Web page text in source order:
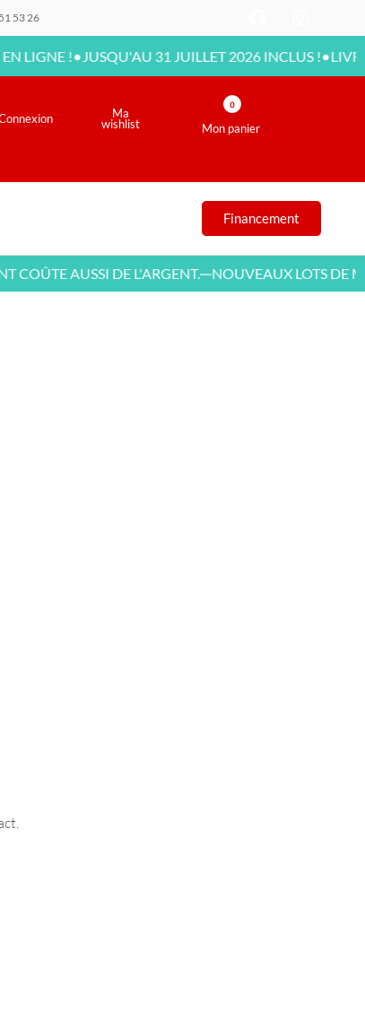
53 26
!•JUSQU'AU 31 JUILLET 2026 INCLUS !•
Ma
wishlist Mon panier
0
Financement
AUSSI DE L'ARGENT.—NOUVEAUX LOTS DE